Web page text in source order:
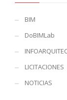
BIM
DoBIMLab
LICITACIONES
NOTICIAS